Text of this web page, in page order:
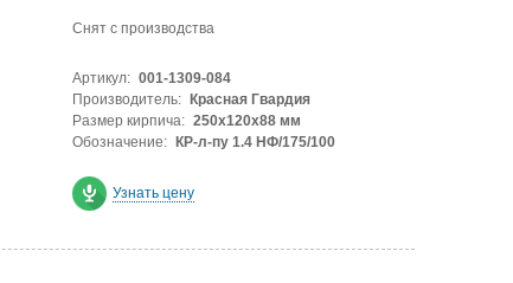
Снят с производства
Артикул: 001-1309-084
Производитель:
Красная Гвардия
Размер кирпича: 250х120х88 мм
Обозначение:
КР-л-пу 1.4 НФ/175/100
Узнать цену